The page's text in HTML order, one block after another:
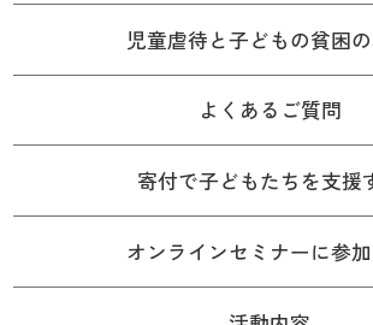
児童虐待と子どもの貧困
よくあるご質問
寄付で子どもたちを支援
オンラインセミナーに参